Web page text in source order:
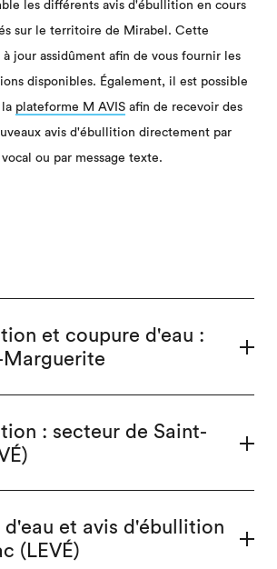
les différents avis d'ébullition en cours
sur le territoire de Mirabel. Cette
jour assidûment afin de vous fournir les
disponibles. Également, il est possible
plateforme M AVIS afin de recevoir des
avis d'ébullition directement par
ou par message texte.
et coupure d'eau :
: secteur de Saint-
et avis d'ébullition
(LEVÉ)